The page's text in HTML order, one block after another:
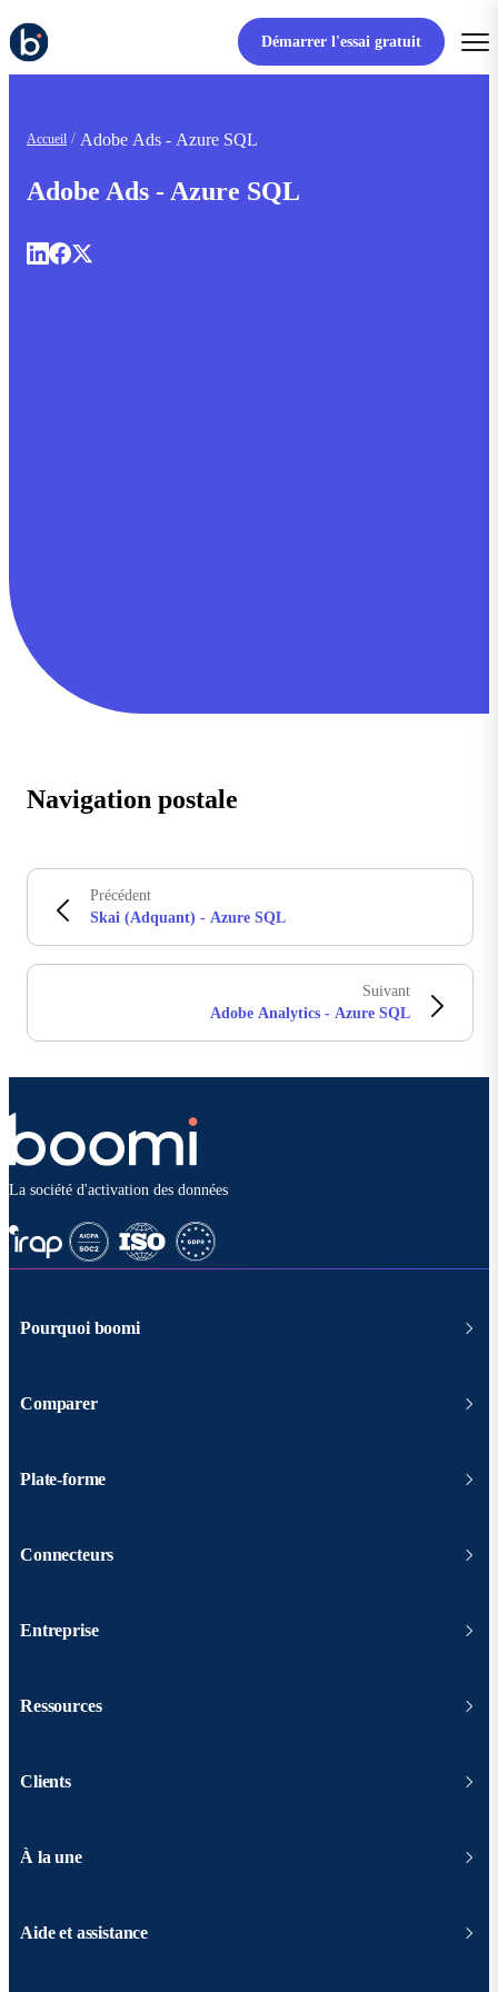
Démarrer l'essai gratuit
Accueil Adobe Ads - Azure SQL
Adobe Ads - Azure SQL
Navigation postale
Précédent
Skai (Adquant) - Azure SQL
Suivant
Adobe Analytics - Azure SQL
La société d'activation des données
Pourquoi boomi
Comparer
Plate-forme
Connecteurs
Entreprise
Ressources
Clients
À la une
Aide et assistance